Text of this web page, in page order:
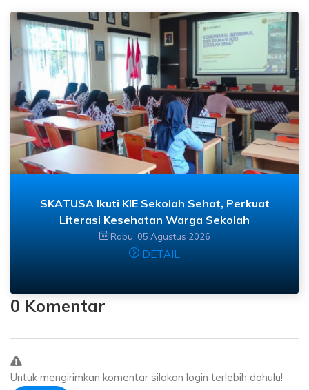
SKATUSA Ikuti KIE Sekolah Sehat, Perkuat
Literasi Kesehatan Warga Sekolah
Rabu, 05 Agustus 2026
DETAIL
0 Komentar
Untuk mengirimkan komentar silakan login terlebih dahulu!